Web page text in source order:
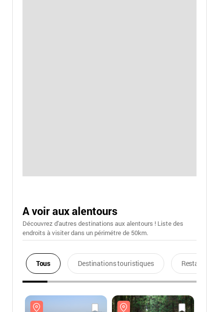
A voir aux alentours
Découvrez d'autres destinations aux alentours ! Liste des
endroits à visiter dans un périmétre de 50km.
Tous Destinations touristiques Restaurants